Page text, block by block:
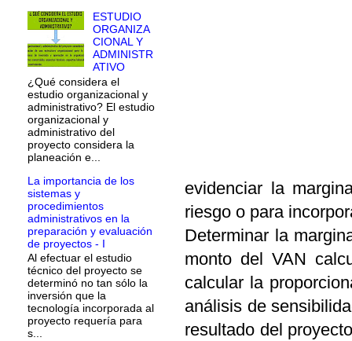
evidenciar la
riesgo o para
Determinar la
monto del VAN
calcular la
análisis de
resultado del
ESTUDIO
ORGANIZA
CIONAL Y
ADMINISTR
ATIVO
¿Qué considera el
estudio organizacional y
administrativo? El estudio
organizacional y
administrativo del
proyecto considera la
planeación e...
La importancia de los
sistemas y
procedimientos
administrativos en la
preparación y evaluación
de proyectos - I
Al efectuar el estudio
técnico del proyecto se
determinó no tan sólo la
inversión que la
tecnología incorporada al
proyecto requería para
s...